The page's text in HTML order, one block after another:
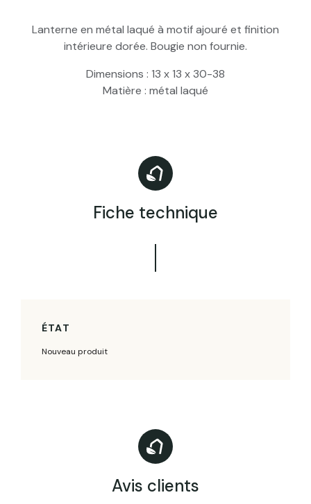
Lanterne en métal laqué à motif ajouré et finition
intérieure dorée. Bougie non fournie.
Dimensions : 13 x 13 x 30-38
Matière : métal laqué
Fiche technique
ÉTAT
Nouveau produit
Avis clients